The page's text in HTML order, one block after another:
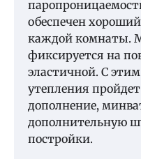
обеспечен
каждой комнаты.
фиксируется на
эластичной. С
утепления
дополнение,
дополнительную
постройки.